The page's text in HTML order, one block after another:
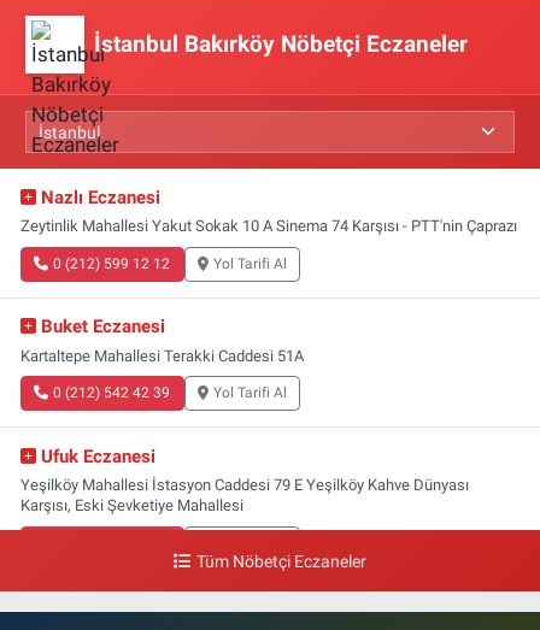
İstanbul Bakırköy Nöbetçi Eczaneler
Nazlı Eczanesi
Zeytinlik Mahallesi Yakut Sokak 10 A Sinema 74 Karşısı - PTT'nin Çaprazı
0 (212) 599 12 12 Yol Tarifi Al
Buket Eczanesi
Kartaltepe Mahallesi Terakki Caddesi 51A
0 (212) 542 42 39 Yol Tarifi Al
Ufuk Eczanesi
Yeşilköy Mahallesi İstasyon Caddesi 79 E Yeşilköy Kahve Dünyası
Karşısı, Eski Şevketiye Mahallesi
Tüm Nöbetçi Eczaneler